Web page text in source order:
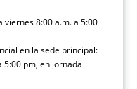
viernes 8:00 a.m. a 5:00
en la sede principal:
5:00 pm, en jornada